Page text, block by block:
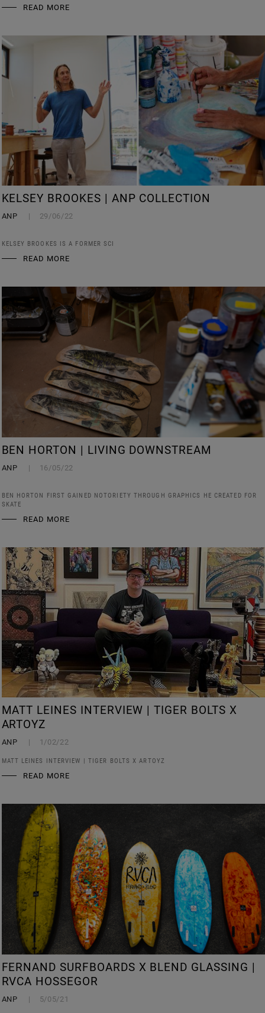
READ MORE
KELSEY BROOKES | ANP COLLECTION
ANP 29/06/22
KELSEY BROOKES IS A FORMER SCI
READ MORE
BEN HORTON | LIVING DOWNSTREAM
ANP 16/05/22
BEN HORTON FIRST GAINED NOTORIETY THROUGH GRAPHICS HE CREATED FOR
SKATE
READ MORE
MATT LEINES INTERVIEW | TIGER BOLTS X
ARTOYZ
ANP 1/02/22
MATT LEINES INTERVIEW | TIGER BOLTS X ARTOYZ
READ MORE
FERNAND SURFBOARDS X BLEND GLASSING |
RVCA HOSSEGOR
ANP 5/05/21